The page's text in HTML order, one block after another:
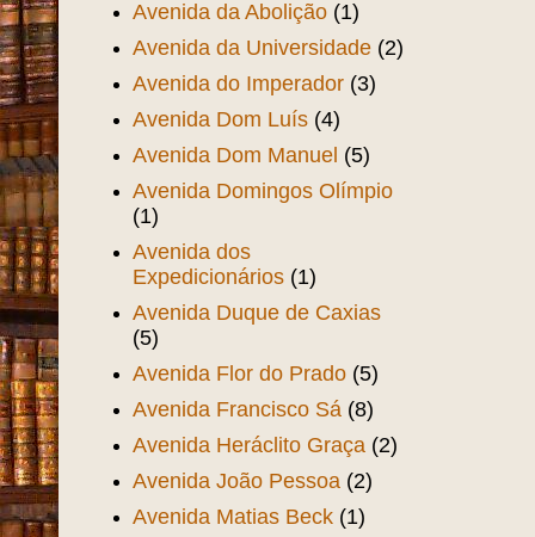
Avenida da Abolição (1)
Avenida da Universidade (2)
Avenida do Imperador (3)
Avenida Dom Luís (4)
Avenida Dom Manuel (5)
Avenida Domingos Olímpio
(1)
Avenida dos
Expedicionários (1)
Avenida Duque de Caxias
(5)
Avenida Flor do Prado (5)
Avenida Francisco Sá (8)
Avenida Heráclito Graça (2)
Avenida João Pessoa (2)
Avenida Matias Beck (1)